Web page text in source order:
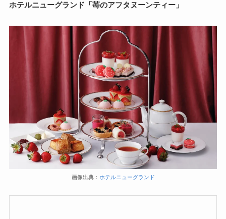
ホテルニューグランド「苺のアフタヌーンティー」
画像出典： ホテルニューグランド